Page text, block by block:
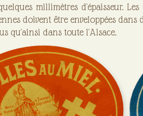
millimètres d'épaisseur.
doivent être enveloppées
qu'ainsi dans toute l'Alsace.